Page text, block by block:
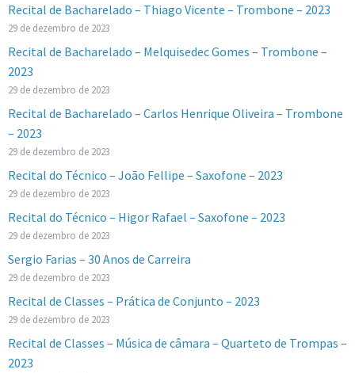
Recital de Bacharelado – Thiago Vicente – Trombone – 2023
29 de dezembro de 2023
Recital de Bacharelado – Melquisedec Gomes – Trombone –
2023
29 de dezembro de 2023
Recital de Bacharelado – Carlos Henrique Oliveira – Trombone
– 2023
29 de dezembro de 2023
Recital do Técnico – João Fellipe – Saxofone – 2023
29 de dezembro de 2023
Recital do Técnico – Higor Rafael – Saxofone – 2023
29 de dezembro de 2023
Sergio Farias – 30 Anos de Carreira
29 de dezembro de 2023
Recital de Classes – Prática de Conjunto – 2023
29 de dezembro de 2023
Recital de Classes – Música de câmara – Quarteto de Trompas –
2023